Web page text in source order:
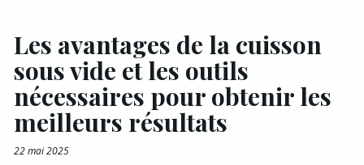
Les avantages de la cuisson
sous vide et les outils
nécessaires pour obtenir les
meilleurs résultats
22 mai 2025